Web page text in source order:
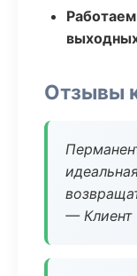
Отзывы
— Клиент